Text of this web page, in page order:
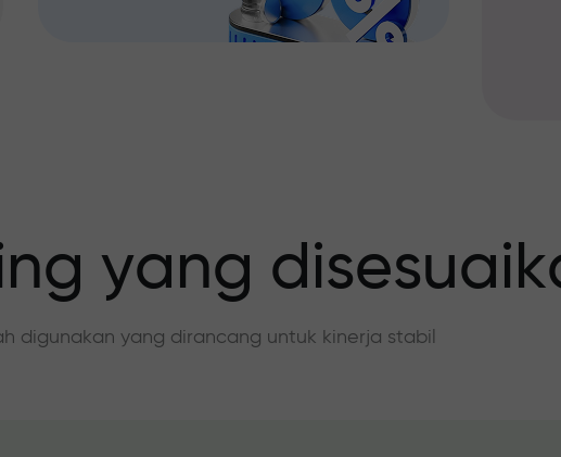
yang
digunakan yang dirancang untuk kinerja stabil